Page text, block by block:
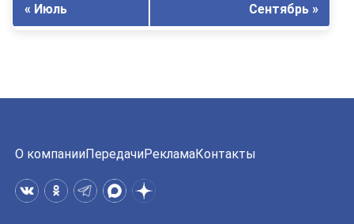
« Июль Сентябрь »
О компанииПередачиРекламаКонтакты